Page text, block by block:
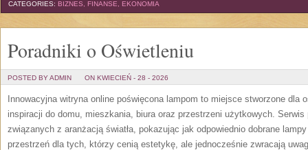
CATEGORIES: BIZNES, FINANSE, EKONOMIA
Poradniki o Oświetleniu
POSTED BY ADMIN ON KWIECIEŃ - 28 - 2026
Innowacyjna witryna online poświęcona lampom to miejsce stworzone dla
inspiracji do domu, mieszkania, biura oraz przestrzeni użytkowych.
związanych z aranżacją światła, pokazując jak odpowiednio dobrane
przestrzeń dla tych, którzy cenią estetykę, ale jednocześnie zwracają